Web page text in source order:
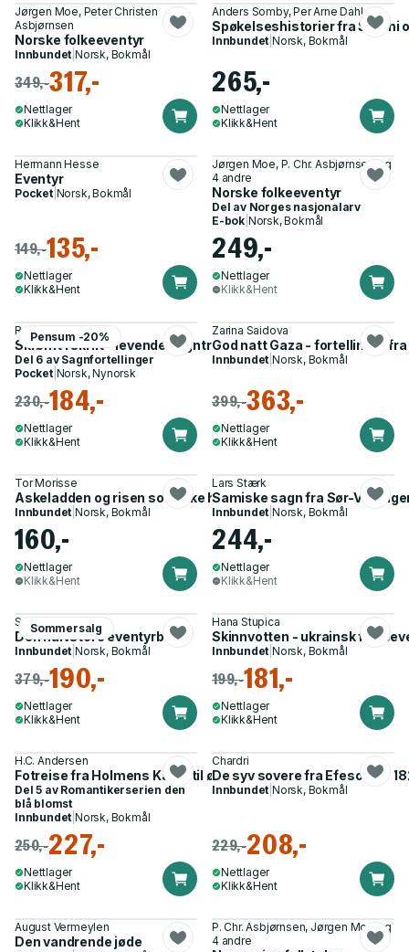
Jørgen Moe, Peter Christen
Asbjørnsen
Norske folkeeventyr
Innbundet |Norsk, Bokmål
349,-317,-
Nettlager
Klikk&Hent
Anders Somby, Per Arne Dahl
Spøkelseshistorier fra Sápmi
Innbundet |Norsk, Bokmål
265,-
Nettlager
Klikk&Hent
Hermann Hesse
Eventyr
Pocket| Norsk, Bokmål
149,-135,-
Nettlager
Klikk&Hent
Jørgen Moe, P. Chr. Asbjørnsen og
4 andre
Norske folkeeventyr
Del av Norges nasjonalarv
E-bok Norsk, Bokmål
249,-
Nettlager
Klikk&Hent
Pensum -20%
Roald Larsen
Skrømt i skrift - levende sagntradisjon fra Nord-Norge
Del 6 av Sagnfortellinger
Pocket| Norsk, Nynorsk
230,-184,-
Nettlager
Klikk&Hent
Zarina Saidova
God natt Gaza - fortellinger
Innbundet |Norsk, Bokmål
399,-363,-
Nettlager
Klikk&Hent
Tor Morisse
Askeladden og risen som ikke hadde noe hjerte på seg
Innbundet |Norsk, Bokmål
160,-
Nettlager
Klikk&Hent
Lars Stærk
Samiske sagn fra Sør-
Innbundet |Norsk, Bokmål
244,-
Nettlager
Klikk&Hent
Sommersalg
Sara Li Stensrud
Den halvstore eventyrboka
Innbundet |Norsk, Bokmål
379,-190,-
Nettlager
Klikk&Hent
Hana Stupica
Skinnvotten - ukrainsk
Innbundet |Norsk, Bokmål
199,-181,-
Nettlager
Klikk&Hent
H.C. Andersen
Fotreise fra Holmens Kanal til østpynten av Amager i årene
Del 5 av Romantikerserien den
blå blomst
Innbundet |Norsk, Bokmål
250,-227,-
Nettlager
Klikk&Hent
Chardri
De syv sovere fra Efesos
Innbundet |Norsk, Bokmål
229,-208,-
Nettlager
Klikk&Hent
August Vermeylen
Den vandrende jøde
P. Chr. Asbjørnsen, Jørgen Moe og
4 andre